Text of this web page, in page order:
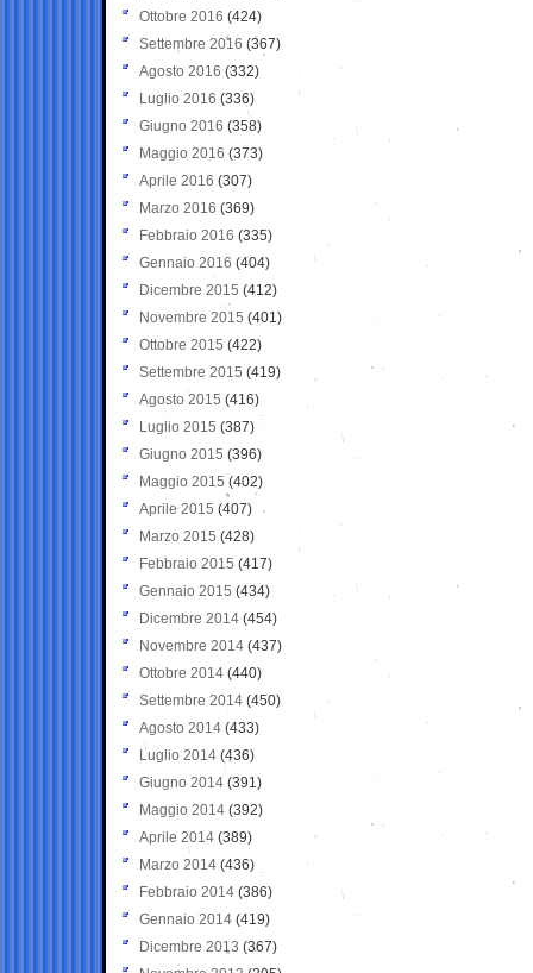
Ottobre 2016 (424)
Settembre 2016 (367)
Agosto 2016 (332)
Luglio 2016 (336)
Giugno 2016 (358)
Maggio 2016 (373)
Aprile 2016 (307)
Marzo 2016 (369)
Febbraio 2016 (335)
Gennaio 2016 (404)
Dicembre 2015 (412)
Novembre 2015 (401)
Ottobre 2015 (422)
Settembre 2015 (419)
Agosto 2015 (416)
Luglio 2015 (387)
Giugno 2015 (396)
Maggio 2015 (402)
Aprile 2015 (407)
Marzo 2015 (428)
Febbraio 2015 (417)
Gennaio 2015 (434)
Dicembre 2014 (454)
Novembre 2014 (437)
Ottobre 2014 (440)
Settembre 2014 (450)
Agosto 2014 (433)
Luglio 2014 (436)
Giugno 2014 (391)
Maggio 2014 (392)
Aprile 2014 (389)
Marzo 2014 (436)
Febbraio 2014 (386)
Gennaio 2014 (419)
Dicembre 2013 (367)